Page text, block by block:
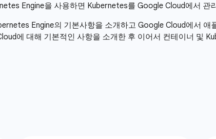
Engine을 사용하면 Kubernetes를 Google Cloud에서 관
Engine의 기본사항을 소개하고 Google Cloud에서
에 대해 기본적인 사항을 소개한 후 이어서 컨테이너 및